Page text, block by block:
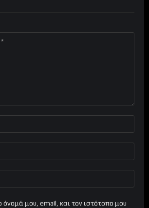
όνομά μου, email, και τον ιστότοπο μου